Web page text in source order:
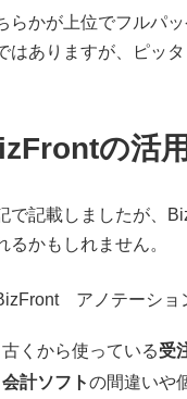
らかが上位でフルパ
はありますが、ピッ
の活用
で記載しましたが、
るかもしれません。
アノテーショ
古くから使っている受
会計ソフトの間違いや